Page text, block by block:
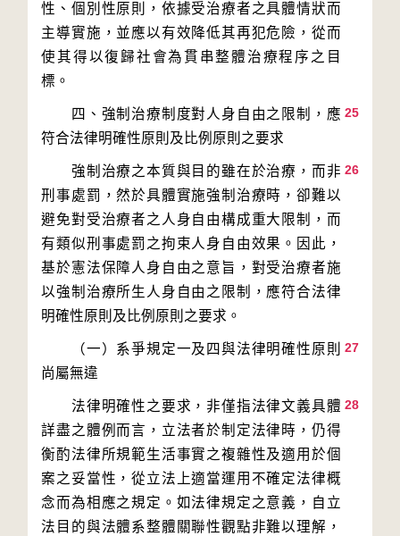
性、個別性原則，依據受治療者之具體情狀而
主導實施，並應以有效降低其再犯危險，從而
使其得以復歸社會為貫串整體治療程序之目
25
四、強制治療制度對人身自由之限制，應
26
強制治療之本質與目的雖在於治療，而非
刑事處罰，然於具體實施強制治療時，卻難以
避免對受治療者之人身自由構成重大限制，而
有類似刑事處罰之拘束人身自由效果。因此，
基於憲法保障人身自由之意旨，對受治療者施
以強制治療所生人身自由之限制，應符合法律
27
（一）系爭規定一及四與法律明確性原則
28
法律明確性之要求，非僅指法律文義具體
詳盡之體例而言，立法者於制定法律時，仍得
衡酌法律所規範生活事實之複雜性及適用於個
案之妥當性，從立法上適當運用不確定法律概
念而為相應之規定。如法律規定之意義，自立
法目的與法體系整體關聯性觀點非難以理解，